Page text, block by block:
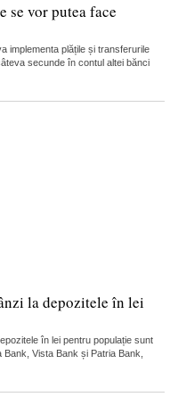
se vor putea face
implementa plățile și transferurile
secunde în contul altei bănci
la depozitele în lei
în lei pentru populație sunt
Vista Bank și Patria Bank,